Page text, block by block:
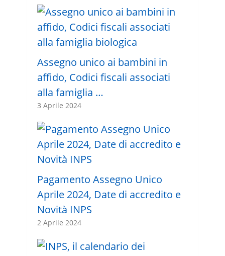
Assegno unico ai bambini in
affido, Codici fiscali associati
alla famiglia …
3 Aprile 2024
Pagamento Assegno Unico
Aprile 2024, Date di accredito e
Novità INPS
2 Aprile 2024